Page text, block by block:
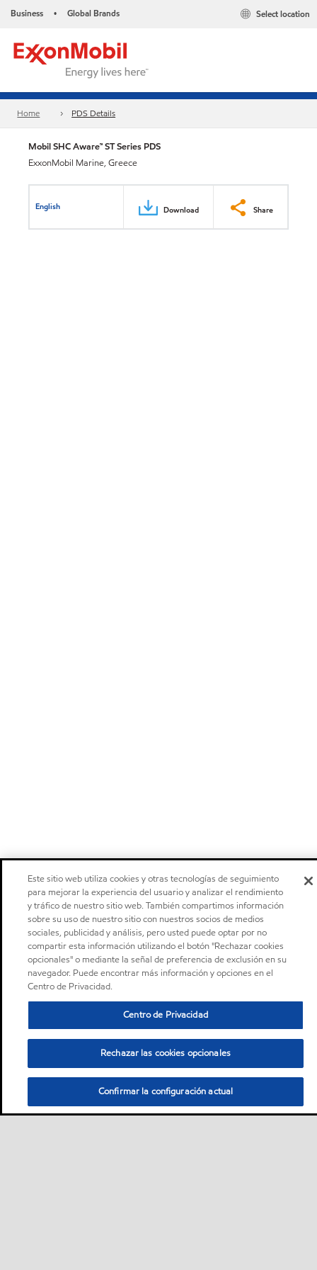
Business • Global Brands Select location
Home PDS Details
Mobil SHC Aware™ ST Series PDS
ExxonMobil Marine, Greece
English Download Share
Este sitio web utiliza cookies y otras tecnologías de seguimiento
para mejorar la experiencia del usuario y analizar el rendimiento
y tráfico de nuestro sitio web. También compartimos información
sobre su uso de nuestro sitio con nuestros socios de medios
sociales, publicidad y análisis, pero usted puede optar por no
compartir esta información utilizando el botón "Rechazar cookies
opcionales" o mediante la señal de preferencia de exclusión en su
navegador. Puede encontrar más información y opciones en el
Centro de Privacidad.
Centro de Privacidad
Rechazar las cookies opcionales
Confirmar la configuración actual